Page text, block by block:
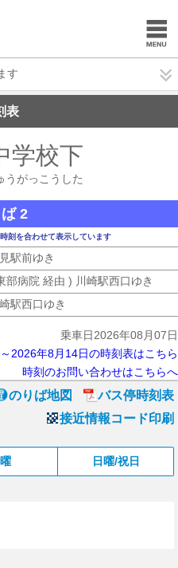
す
表
学校下
うがっこうした
2
刻を合わせて表示しています
駅前ゆき
部病院 経由 ) 川崎駅西口ゆき
駅西口ゆき
乗車日2026年08月07日
2026年8月14日の時刻表はこちら
時刻のお問い合わせはこちらへ
のりば地図
バス停時刻表
接近情報コード印刷
日曜/祝日